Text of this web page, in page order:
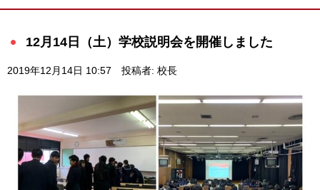
12月14日（土）学校説明会を開催しました
2019年12月14日 10:57 投稿者: 校長